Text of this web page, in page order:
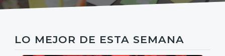
LO MEJOR DE ESTA SEMANA